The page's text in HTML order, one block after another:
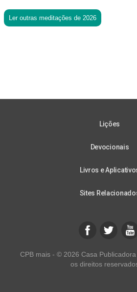
Ler outras meditações de 2026
Lições
Devocionais
Livros e
Sites
CPB mais - © 2026 Casa
os direitos